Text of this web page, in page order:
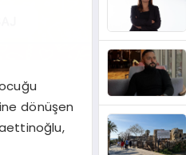
dönüşen